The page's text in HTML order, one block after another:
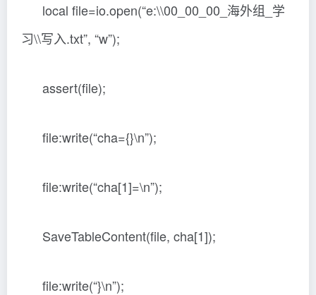
local file=io.open(“e:\\00_00_00_海外组_学
习\\写入.txt”, “w”);
assert(file);
file:write(“cha={}\n”);
file:write(“cha[1]=\n”);
SaveTableContent(file, cha[1]);
file:write(“}\n”);